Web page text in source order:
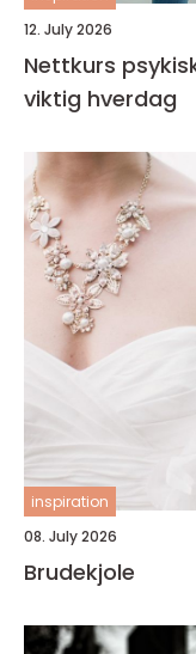
12. July 2026
Nettkurs psykisk helse
viktig hverdag
inspiration
08. July 2026
Brudekjole